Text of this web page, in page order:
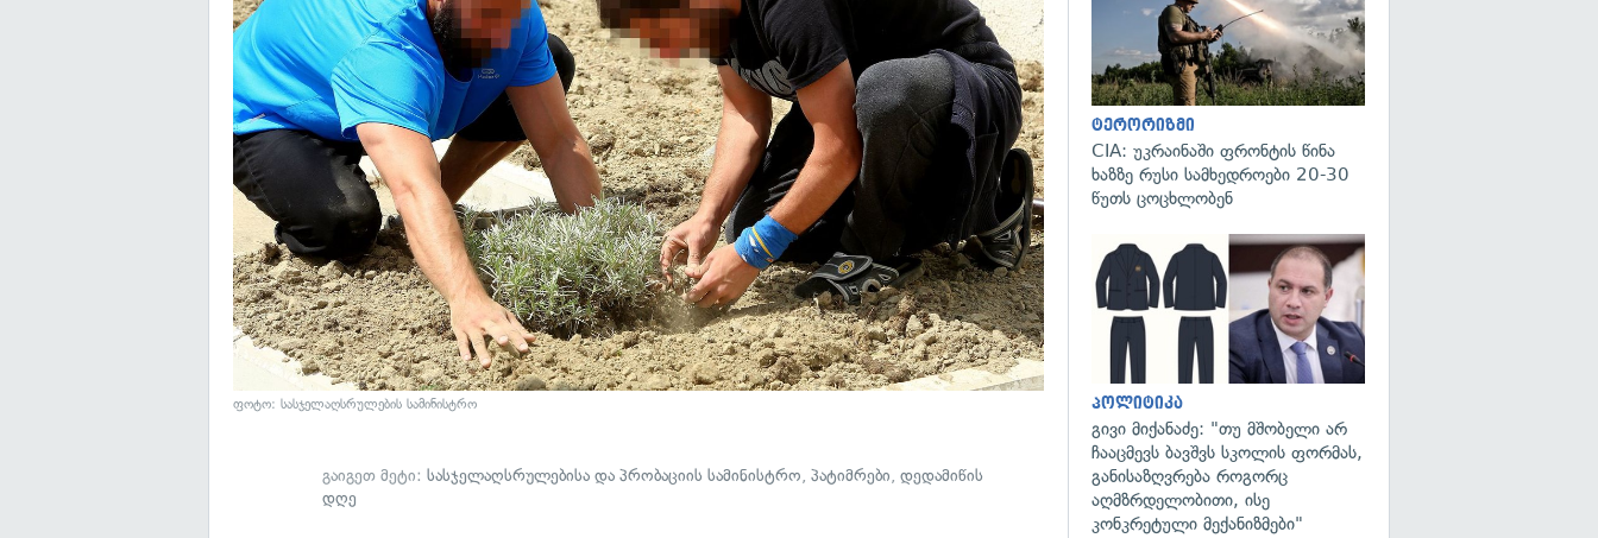
ფოტო: სასჯელაღსრულების სამინისტრო
გაიგეთ მეტი:სასჯელაღსრულებისა და პრობაციის სამინისტრო,პატიმრები,დედამიწის
დღე
ტერორიზმი
CIA: უკრაინაში ფრონტის წინა
ხაზზე რუსი სამხედროები 20-30
წუთს ცოცხლობენ
პოლიტიკა
გივი მიქანაძე: "თუ მშობელი არ
ჩააცმევს ბავშვს სკოლის ფორმას,
განისაზღვრება როგორც
აღმზრდელობითი, ისე
კონკრეტული მექანიზმები"